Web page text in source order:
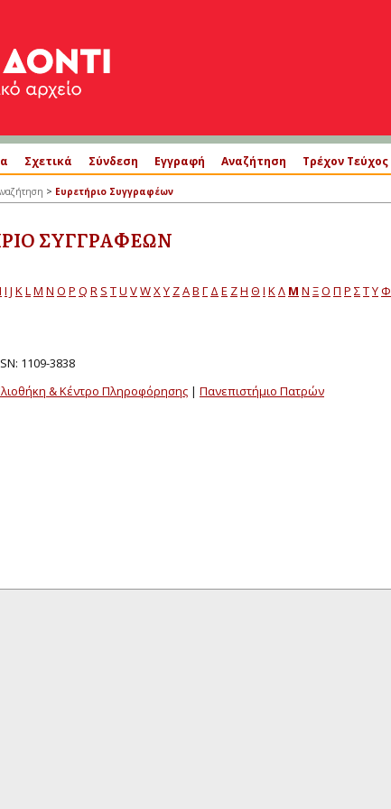
Σχετικά Σύνδεση Εγγραφή Αναζήτηση Τρέχον Τεύχος
> Ευρετήριο Συγγραφέων
ΣΥΓΓΡΑΦΈΩΝ
I J KLM N O P Q R S TU VWXY ZΑΒ Γ Δ Ε ΖΗ Θ Ι ΚΛ Μ Ν ΞΟ Π Ρ ΣΤΥΦ
1109-3838
& Κέντρο Πληροφόρησης | Πανεπιστήμιο Πατρών